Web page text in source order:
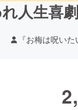
人生喜
『お梅は呪い